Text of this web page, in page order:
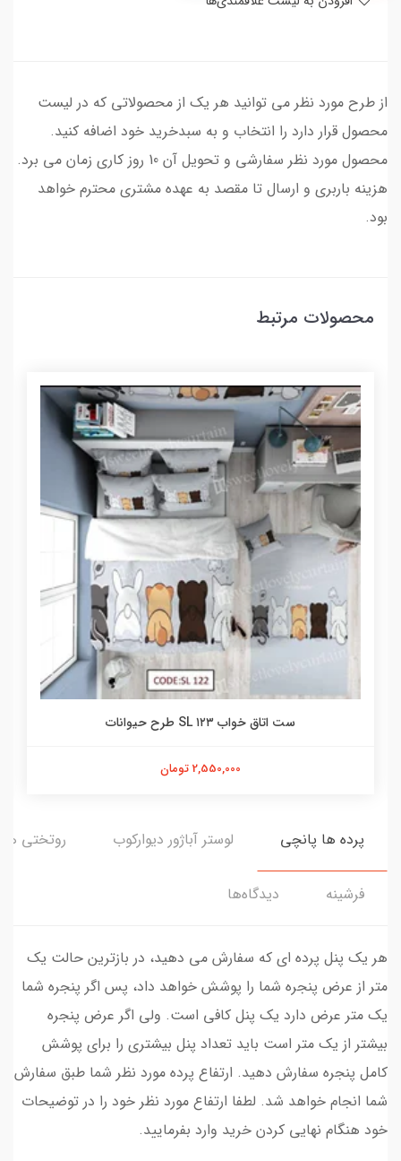
از طرح مورد نظر می توانید هر یک از محصولاتی که در لیست
محصول قرار دارد را انتخاب و به سبدخرید خود اضافه کنید.
محصول مورد نظر سفارشی و تحویل آن 10 روز کاری زمان می برد.
هزینه باربری و ارسال تا مقصد به عهده مشتری محترم خواهد
بود.
محصولات مرتبط
ست اتاق خواب ۱۲۳ SL طرح حیوانات
2,550,000 تومان
پرده ها پانچی لوستر آباژور دیوارکوب روتختی ها
فرشینه دیدگاه‌ها
هر یک پنل پرده ای که سفارش می دهید، در بازترین حالت یک
متر از عرض پنجره شما را پوشش خواهد داد، پس اگر پنجره شما
یک متر عرض دارد یک پنل کافی است. ولی اگر عرض پنجره
بیشتر از یک متر است باید تعداد پنل بیشتری را برای پوشش
کامل پنجره سفارش دهید. ارتفاع پرده مورد نظر شما طبق سفارش
شما انجام خواهد شد. لطفا ارتفاع مورد نظر خود را در توضیحات
خود هنگام نهایی کردن خرید وارد بفرمایید.